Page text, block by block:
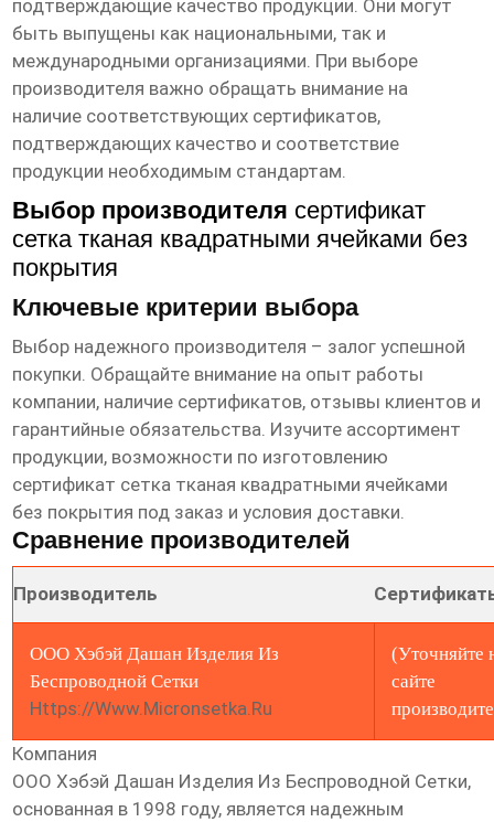
подтверждающие качество продукции. Они могут
быть выпущены как национальными, так и
международными организациями. При выборе
производителя важно обращать внимание на
наличие соответствующих сертификатов,
подтверждающих качество и соответствие
продукции необходимым стандартам.
Выбор производителя сертификат
сетка тканая квадратными ячейками без
покрытия
Ключевые критерии выбора
Выбор надежного производителя – залог успешной
покупки. Обращайте внимание на опыт работы
компании, наличие сертификатов, отзывы клиентов и
гарантийные обязательства. Изучите ассортимент
продукции, возможности по изготовлению
сертификат сетка тканая квадратными ячейками
без покрытия под заказ и условия доставки.
Сравнение производителей
Производитель
ООО Хэбэй Дашан Изделия Из
Беспроводной Сетки
Https://www.micronsetka.ru
(Уточняйте
сайте
Компания
ООО Хэбэй Дашан Изделия Из Беспроводной Сетки,
основанная в 1998 году, является надежным